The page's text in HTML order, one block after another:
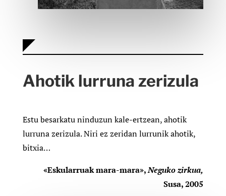
Ahotik lurruna zerizula
Estu besarkatu ninduzun kale-ertzean, ahotik
lurruna zerizula. Niri ez zeridan lurrunik ahotik,
bitxia…
«Eskularruak mara-mara»,Neguko zirkua,
Susa, 2005